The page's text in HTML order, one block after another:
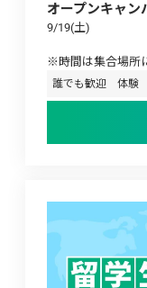
オープンキャン
9/19(土)
※時間は集合場所
誰でも歓迎 体験